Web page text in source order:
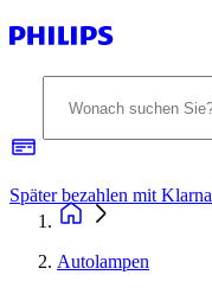
Später bezahlen mit Klarna
Autolampen